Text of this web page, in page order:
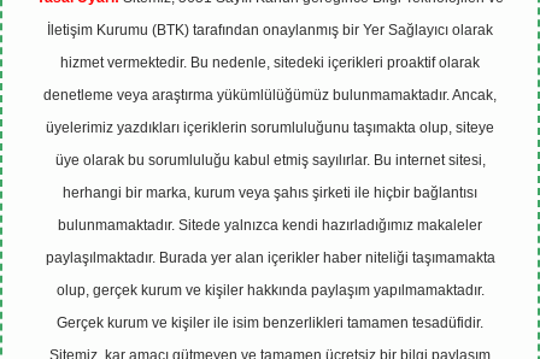
İletişim Kurumu (BTK) tarafından onaylanmış bir Yer Sağlayıcı olarak
hizmet vermektedir. Bu nedenle, sitedeki içerikleri proaktif olarak
denetleme veya araştırma yükümlülüğümüz bulunmamaktadır. Ancak,
üyelerimiz yazdıkları içeriklerin sorumluluğunu taşımakta olup, siteye
üye olarak bu sorumluluğu kabul etmiş sayılırlar. Bu internet sitesi,
herhangi bir marka, kurum veya şahıs şirketi ile hiçbir bağlantısı
bulunmamaktadır. Sitede yalnızca kendi hazırladığımız makaleler
paylaşılmaktadır. Burada yer alan içerikler haber niteliği taşımamakta
olup, gerçek kurum ve kişiler hakkında paylaşım yapılmamaktadır.
Gerçek kurum ve kişiler ile isim benzerlikleri tamamen tesadüfidir.
Sitemiz, kar amacı gütmeyen ve tamamen ücretsiz bir bilgi paylaşım